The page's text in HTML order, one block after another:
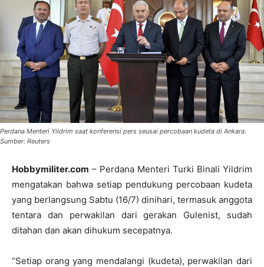
Perdana Menteri Yildrim saat konferensi pers seusai percobaan kudeta di Ankara.
Sumber: Reuters
Hobbymiliter.com – Perdana Menteri Turki Binali Yildrim
mengatakan bahwa setiap pendukung percobaan kudeta
yang berlangsung Sabtu (16/7) dinihari, termasuk anggota
tentara dan perwakilan dari gerakan Gulenist, sudah
ditahan dan akan dihukum secepatnya.
“Setiap orang yang mendalangi (kudeta), perwakilan dari